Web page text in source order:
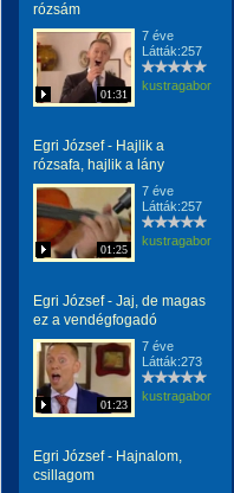
rózsám
01:31
7 éve
Látták:257
kustragabor
Egri József - Hajlik a
rózsafa, hajlik a lány
01:25
7 éve
Látták:257
kustragabor
Egri József - Jaj, de magas
ez a vendégfogadó
01:23
7 éve
Látták:273
kustragabor
Egri József - Hajnalom,
csillagom